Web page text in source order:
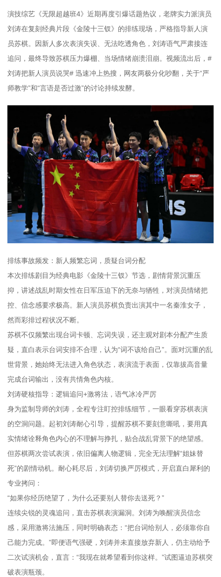
演技综艺《无限超越班4》近期再度引爆话题热议，老牌实力派演员
刘涛在复刻经典片段《金陵十三钗》的排练现场，严格指导新人演
员苏棋。因新人多次表演失误、无法吃透角色，刘涛语气严肃接连
追问，最终导致苏棋压力爆棚、当场情绪崩溃泪崩。视频流出后，#
刘涛把新人演员说哭# 迅速冲上热搜，网友两极分化吵翻，关于“严
师教学”和“言语是否过激”的讨论持续发酵。
排练事故频发：新人频繁忘词，质疑台词分配
本次排练剧目为经典电影《金陵十三钗》节选，剧情背景沉重压
抑，讲述战乱时期女性在日军压迫下的无奈与牺牲，对演员情绪把
控、信念感要求极高。新人演员苏棋负责出演其中一名秦淮女子，
然而彩排过程状况不断。
苏棋不仅频繁出现台词卡顿、忘词失误，还主观对剧本分配产生质
疑，直白表示台词安排不合理，认为“词不该给自己”。面对沉重的乱
世背景，她始终无法进入角色状态，表演流于表面，仅靠拔高音量
完成台词输出，没有共情角色内核。
刘涛硬核指导：逻辑追问+激将法，语气冰冷严厉
身为监制导师的刘涛，全程专注盯控排练细节，一眼看穿苏棋表演
的空洞问题。起初刘涛耐心引导，提醒苏棋不要刻意嘶吼，要用真
实情绪诠释角色内心的不理解与挣扎，贴合战乱背景下的绝望感。
但苏棋两次尝试表演，依旧偏离人物逻辑，完全无法理解“姐妹替
死”的剧情动机。耐心耗尽后，刘涛切换严厉模式，开启直白犀利的
专业拷问：
“如果你经历绝望了，为什么还要别人替你去送死？”
连续尖锐的灵魂追问，直击苏棋表演漏洞。刘涛为唤醒演员信念
感，采用激将法施压，同时明确表态：“把台词给别人，必须靠你自
己能力完成。”即便语气强硬，刘涛并未直接放弃新人，仍主动给予
二次试演机会，直言：“我现在就希望看到你这样。”试图逼迫苏棋突
破表演瓶颈。